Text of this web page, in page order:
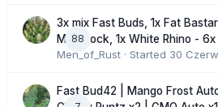
88
3x mix Fast Buds, 1x Fat
Moonrock, 1x White Rhino -
Men_of_Rust · Started 30
Fast Bud42 | Mango Frost